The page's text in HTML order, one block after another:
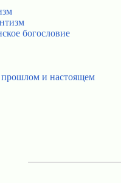
богословие
прошлом и настоящем